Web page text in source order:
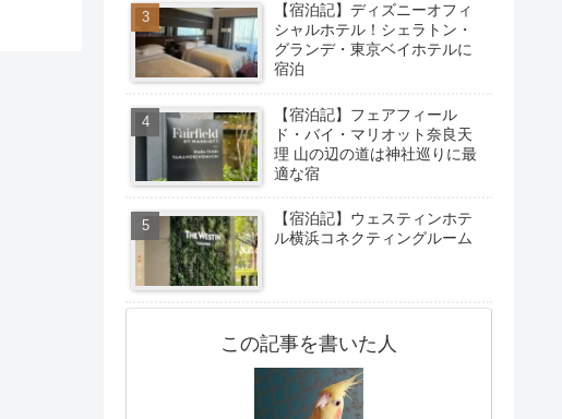
【宿泊記】ディズニーオフィ
シャルホテル！シェラトン・
グランデ・東京ベイホテルに
宿泊
【宿泊記】フェアフィール
ド・バイ・マリオット奈良天
理 山の辺の道は神社巡りに最
適な宿
【宿泊記】ウェスティンホテ
ル横浜コネクティングルーム
この記事を書いた人